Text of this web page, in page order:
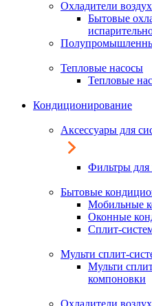
Охладители
Бытовые
Тепловые насосы
Тепловые
Кондиционирование
Аксессуары для
Фильтры для
Бытовые
Мобильные
Оконные
Сплит-
Мульти сплит-
Мульти
компоновки
Охладители